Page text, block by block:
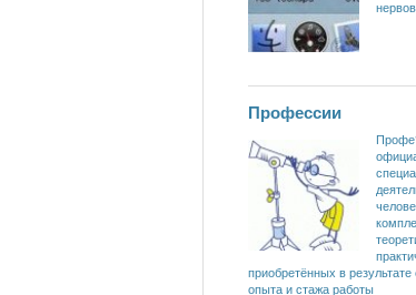
нервов.
Профессии
приобретённых в результате
опыта и стажа работы